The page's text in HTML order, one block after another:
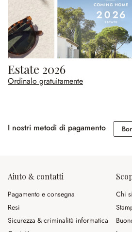
Estate 2026
Ordinalo gratuitamente
I nostri metodi di pagamento
Aiuto & contatti
Pagamento e consegna
Resi
Sicurezza & criminalità informatica
Chi